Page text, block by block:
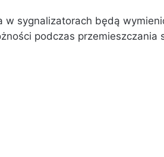
sygnalizatorach będą
podczas przemieszczania